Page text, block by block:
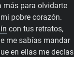
más para olvidarte
pobre corazón.
con tus retratos,
me sabías mandar
en ellas me decías